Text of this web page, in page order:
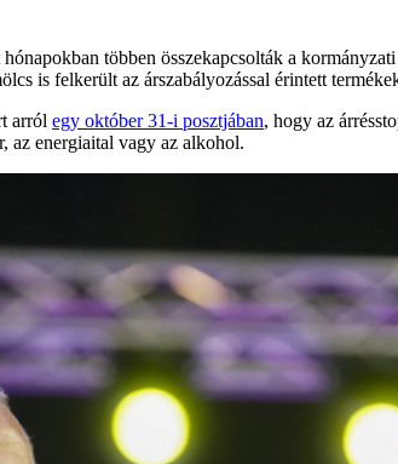
többen összekapcsolták a
is felkerült az árszabályozással érintett
arról egy október 31-i posztjában, hogy az
az energiaital vagy az alkohol.